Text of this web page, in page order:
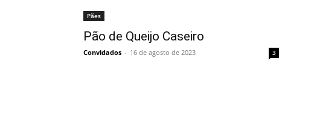
Pães
Pão de Queijo Caseiro
Convidados - 16 de agosto de 2023 3